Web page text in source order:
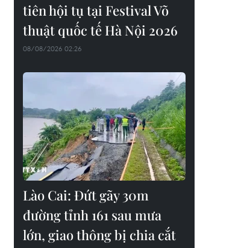
tiên hội tụ tại Festival Võ
thuật quốc tế Hà Nội 2026
08/08/2026 02:26
Lào Cai: Đứt gãy 30m
đường tỉnh 161 sau mưa
lớn, giao thông bị chia cắt